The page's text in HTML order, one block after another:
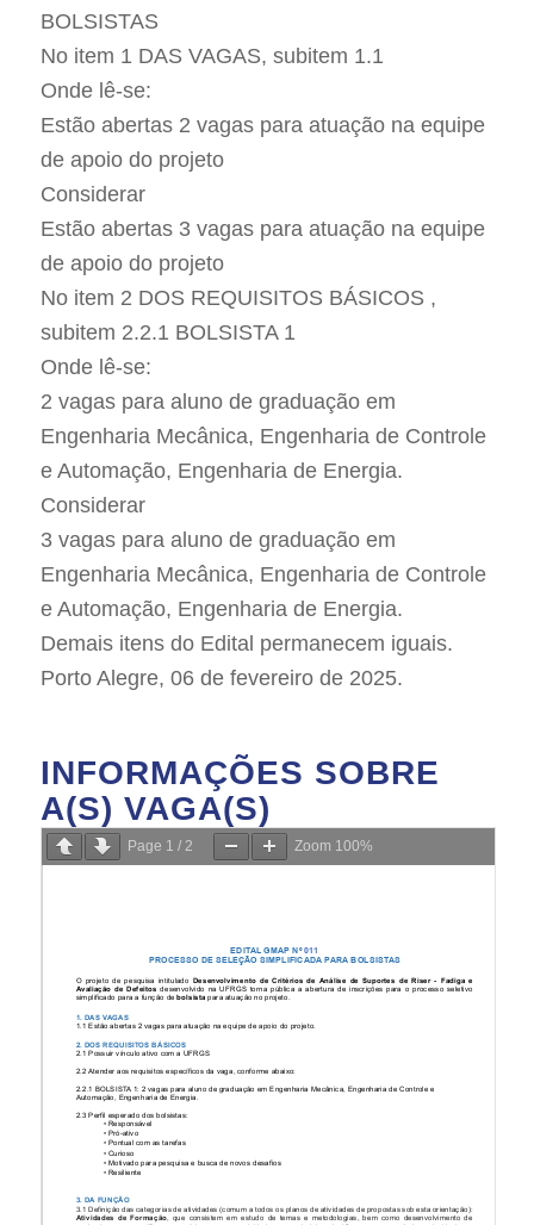
BOLSISTAS
No item 1 DAS VAGAS, subitem 1.1
Onde lê-se:
Estão abertas 2 vagas para atuação na equipe
de apoio do projeto
Considerar
Estão abertas 3 vagas para atuação na equipe
de apoio do projeto
No item 2 DOS REQUISITOS BÁSICOS ,
subitem 2.2.1 BOLSISTA 1
Onde lê-se:
2 vagas para aluno de graduação em
Engenharia Mecânica, Engenharia de Controle
e Automação, Engenharia de Energia.
Considerar
3 vagas para aluno de graduação em
Engenharia Mecânica, Engenharia de Controle
e Automação, Engenharia de Energia.
Demais itens do Edital permanecem iguais.
Porto Alegre, 06 de fevereiro de 2025.
INFORMAÇÕES SOBRE
A(S) VAGA(S)
Page 1 / 2 Zoom 100%